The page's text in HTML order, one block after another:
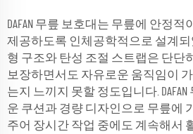
DAFAN 무릎 보호대는 무릎에 안정
제공하도록 인체공학적으로 설계되
형 구조와 탄성 조절 스트랩은 단단
보장하면서도 자유로운 움직임이
는지 느끼지 못할 정도입니다.
운 쿠션과 경량 디자인으로 무릎에
주어 장시간 작업 중에도 계속해서